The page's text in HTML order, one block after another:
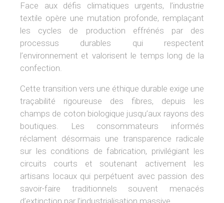
Face aux défis climatiques urgents, l’industrie
textile opère une mutation profonde, remplaçant
les cycles de production effrénés par des
processus durables qui respectent
l’environnement et valorisent le temps long de la
confection.
Cette transition vers une éthique durable exige une
traçabilité rigoureuse des fibres, depuis les
champs de coton biologique jusqu’aux rayons des
boutiques. Les consommateurs informés
réclament désormais une transparence radicale
sur les conditions de fabrication, privilégiant les
circuits courts et soutenant activement les
artisans locaux qui perpétuent avec passion des
savoir-faire traditionnels souvent menacés
d’extinction par l’industrialisation massive.